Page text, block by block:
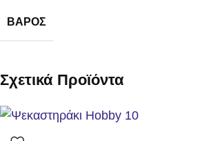
ΒΆΡΟΣ
Σχετικά Προϊόντα